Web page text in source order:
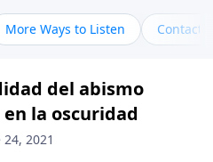
More Ways to Listen Contact
del abismo
en la oscuridad
24, 2021